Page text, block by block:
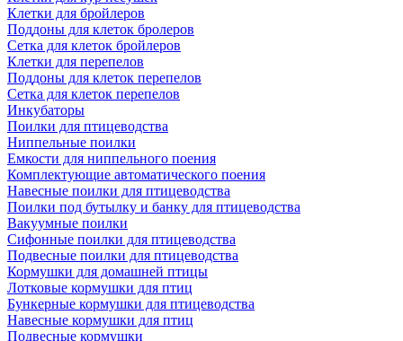
Клетки для бройлеров
Поддоны для клеток бролеров
Сетка для клеток бройлеров
Клетки для перепелов
Поддоны для клеток перепелов
Сетка для клеток перепелов
Инкубаторы
Поилки для птицеводства
Ниппельные поилки
Емкости для ниппельного поения
Комплектующие автоматического поения
Навесные поилки для птицеводства
Поилки под бутылку и банку для птицеводства
Вакуумные поилки
Сифонные поилки для птицеводства
Подвесные поилки для птицеводства
Кормушки для домашней птицы
Лотковые кормушки для птиц
Бункерные кормушки для птицеводства
Навесные кормушки для птиц
Подвесные кормушки